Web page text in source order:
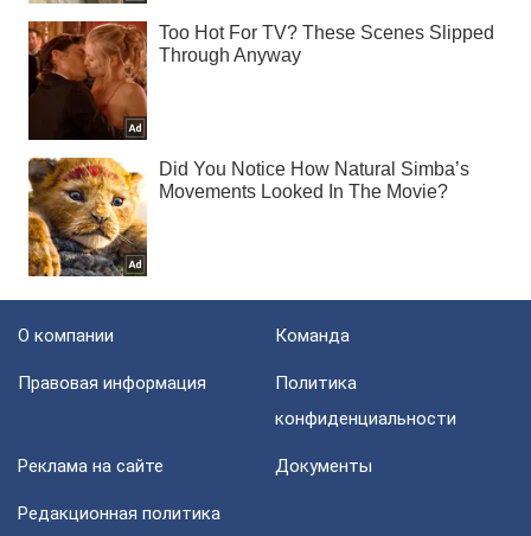
О компании Команда
Правовая информация
Политика
конфиденциальности
Реклама на сайте Документы
Редакционная политика